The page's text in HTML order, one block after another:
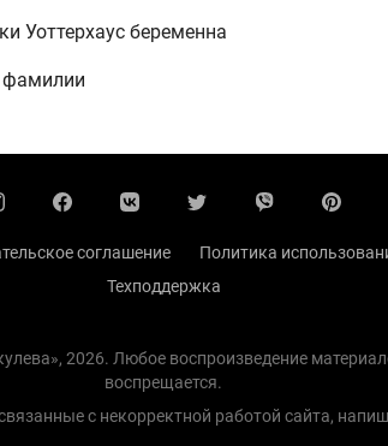
Уоттерхаус беременна
фамилии
соглашение Политика
Техподдержка
2026. Любое воспроизведение
воспрещается.
с некорректной работой сайта,